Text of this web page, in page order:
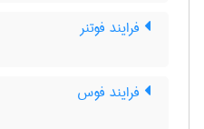
فرایند فوتنر
فرایند فوس